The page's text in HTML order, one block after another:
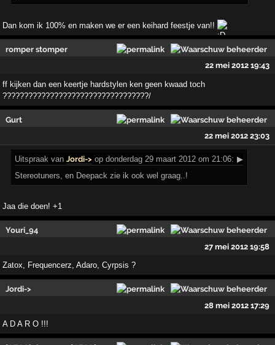
Dan kom ik 100% en maken we er een keihard feestje van!!
romper stomper
22 mei 2012 19:43
ff kijken dan een keertje hardstylen ken geen kwaad toch
??????????????????????????????????/
Gurt
22 mei 2012 23:03
Uitspraak vanJordi-> op donderdag 29 maart 2012 om 21:06: ▶
Stereotuners, en Deepack zie ik ook wel graag..!
Jaa die doen! +1
Youri_94
27 mei 2012 19:58
Zatox, Frequencerz, Adaro, Cyrpsis ?
Jordi->
28 mei 2012 17:29
A D A R O !!!